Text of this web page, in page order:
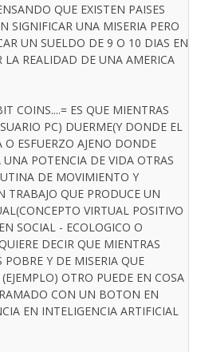
QUE EXISTEN PAISES
SIGNIFICAR UNA MISERIA PERO
UN SUELDO DE 9 O 10 DIAS EN
LA REALIDAD DE UNA AMERICA
COINS....= ES QUE MIENTRAS
PC) DUERME(Y DONDE EL
O ESFUERZO AJENO DONDE
UNA POTENCIA DE VIDA OTRAS
DE MOVIMIENTO Y
TRABAJO QUE PRODUCE UN
VIRTUAL POSITIVO
SOCIAL - ECOLOGICO O
DECIR QUE MIENTRAS
Y DE MISERIA QUE
OTRO PUEDE EN COSA
CON UN BOTON EN
EN INTELIGENCIA ARTIFICIAL